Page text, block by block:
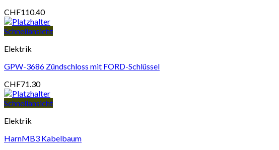
CHF110.40
Schnellansicht
Elektrik
GPW-3686 Zündschloss mit FORD-Schlüssel
CHF71.30
Schnellansicht
Elektrik
HarnMB3 Kabelbaum